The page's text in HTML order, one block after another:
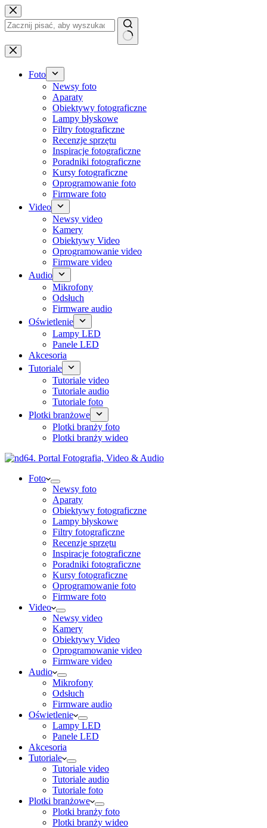
Przejdź
do
treści
Brak
wyników
Foto
Newsy foto
Aparaty
Obiektywy fotograficzne
Lampy błyskowe
Filtry fotograficzne
Recenzje sprzętu
Inspiracje fotograficzne
Poradniki fotograficzne
Kursy fotograficzne
Oprogramowanie foto
Firmware foto
Video
Newsy video
Kamery
Obiektywy Video
Oprogramowanie video
Firmware video
Audio
Mikrofony
Odsłuch
Firmware audio
Oświetlenie
Lampy LED
Panele LED
Akcesoria
Tutoriale
Tutoriale video
Tutoriale audio
Tutoriale foto
Plotki branżowe
Plotki branży foto
Plotki branży wideo
Foto
Newsy foto
Aparaty
Obiektywy fotograficzne
Lampy błyskowe
Filtry fotograficzne
Recenzje sprzętu
Inspiracje fotograficzne
Poradniki fotograficzne
Kursy fotograficzne
Oprogramowanie foto
Firmware foto
Video
Newsy video
Kamery
Obiektywy Video
Oprogramowanie video
Firmware video
Audio
Mikrofony
Odsłuch
Firmware audio
Oświetlenie
Lampy LED
Panele LED
Akcesoria
Tutoriale
Tutoriale video
Tutoriale audio
Tutoriale foto
Plotki branżowe
Plotki branży foto
Plotki branży wideo